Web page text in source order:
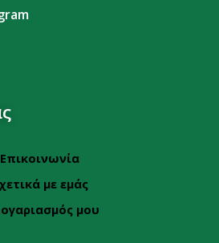
Επικοινωνία
με εμάς
μου